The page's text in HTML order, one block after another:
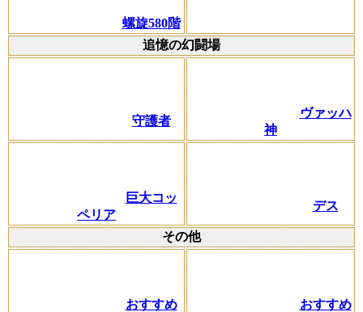
螺旋580階
追憶の幻闘場
守護者
ヴァッハ
神
巨大コッ
ペリア
デス
その他
おすすめ
おすすめ